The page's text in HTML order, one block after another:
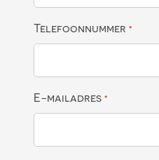
Telefoonnummer *
E-mailadres *